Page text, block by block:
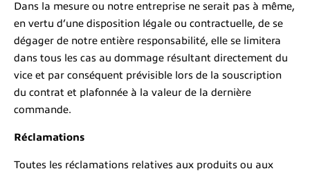
Dans la mesure ou notre entreprise ne serait pas à même,
en vertu d’une disposition légale ou contractuelle, de se
dégager de notre entière responsabilité, elle se limitera
dans tous les cas au dommage résultant directement du
vice et par conséquent prévisible lors de la souscription
du contrat et plafonnée à la valeur de la dernière
commande.
Réclamations
Toutes les réclamations relatives aux produits ou aux